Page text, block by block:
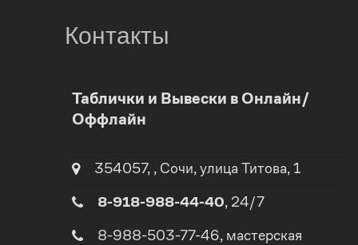
Контакты
Таблички и Вывески в Онлайн/
Оффлайн
354057, , Сочи, улица Титова, 1
8-918-988-44-40, 24/7
8-988-503-77-46, мастерская
2 1